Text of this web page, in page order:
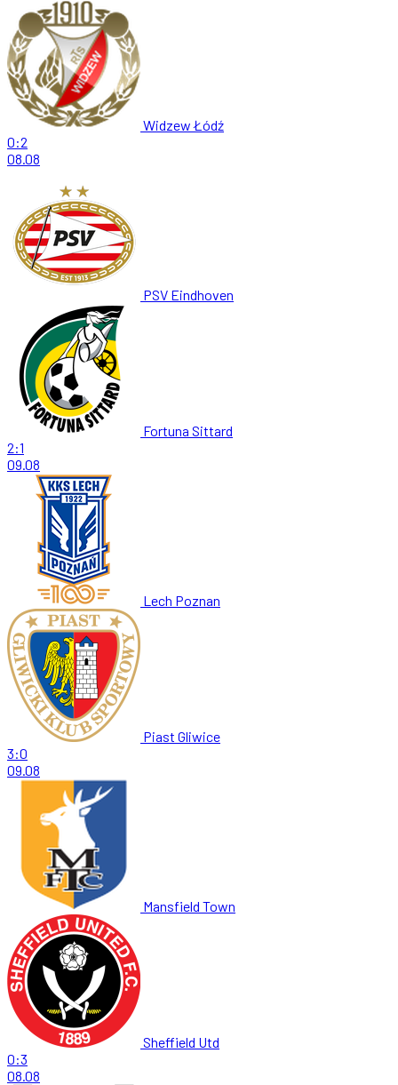
Widzew Łódź
0:2
08.08
PSV Eindhoven
Fortuna Sittard
2:1
09.08
Lech Poznan
Piast Gliwice
3:0
09.08
Mansfield Town
Sheffield Utd
0:3
08.08